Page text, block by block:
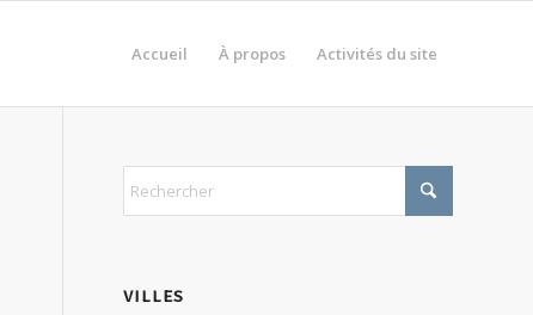
Accueil À propos Activités du site
VILLES